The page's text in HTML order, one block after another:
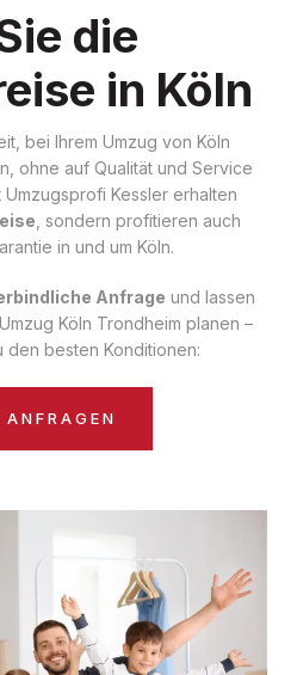
die
in Köln
bei Ihrem Umzug von Köln
ohne auf Qualität und Service
Kessler erhalten
, sondern profitieren auch
in und um Köln.
Anfrage und lassen
Köln Trondheim planen –
besten Konditionen: